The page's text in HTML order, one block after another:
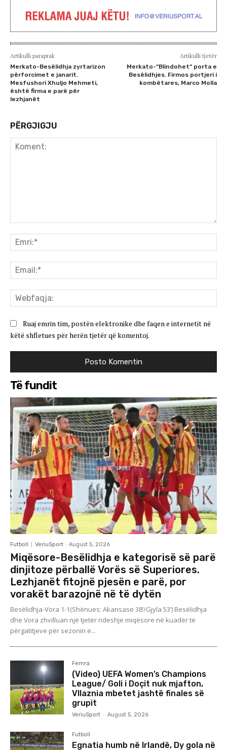
Artikulli paraprak
Merkato-Besëlidhja zyrtarizon
përforcimet e janarit.
Mesfushori Xhuljo Mehmeti,
është firma e parë për
lezhjanët
Artikulli tjetër
Merkato-“Blindohet” porta e
Besëlidhjes. Firmos portjeri i
kombëtares, Marco Molla
PËRGJIGJU
Ruaj emrin tim, postën elektronike dhe faqen e internetit në
këtë shfletues për herën tjetër që komentoj.
Të fundit
Futboll VeriuSport - August 5, 2026
Miqësore-Besëlidhja e kategorisë së parë
dinjitoze përballë Vorës së Superiores.
Lezhjanët fitojnë pjesën e parë, por
vorakët barazojnë në të dytën
Besëlidhja-Vora 1-1(Shënues: Akansase 38’/Gjyla 53’) Besëlidhja
dhe Vora zhvilluan një tjetër ndeshje miqësore në kuadër të
përgatitjeve për sezonin e...
Femra
(Video) UEFA Women’s Champions
League/ Goli i Doçit nuk mjafton,
Vllaznia mbetet jashtë finales së
grupit
VeriuSport - August 5, 2026
Futboll
Egnatia humb në Irlandë, Dy gola në